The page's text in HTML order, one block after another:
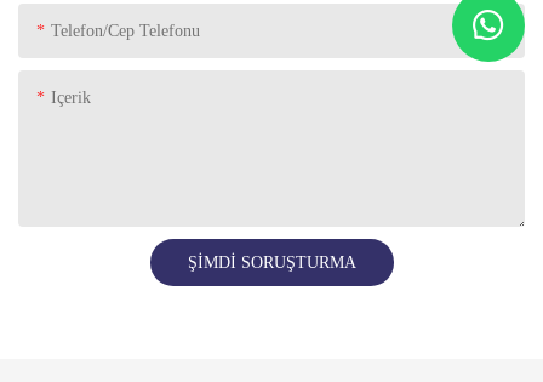
Telefon/Cep Telefonu
Içerik
ŞIMDI SORUŞTURMA